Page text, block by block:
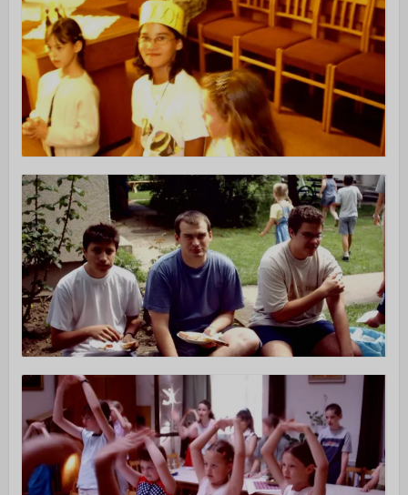
ÚJ VAGYOK ITT